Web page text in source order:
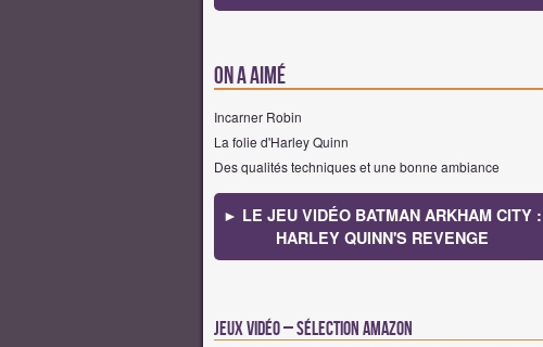
On a aimé
Incarner Robin
La folie d'Harley Quinn
Des qualités techniques et une bonne ambiance
► LE JEU VIDÉO BATMAN ARKHAM CITY :
HARLEY QUINN'S REVENGE
Jeux vidéo – Sélection Amazon